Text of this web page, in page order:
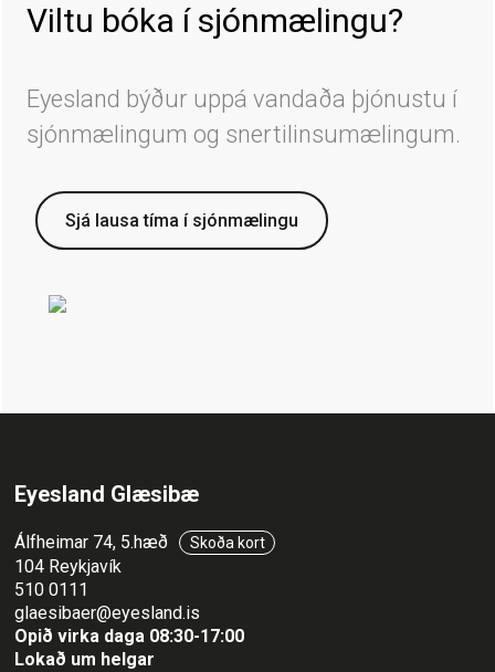
Viltu bóka í sjónmælingu?
Eyesland býður uppá vandaða þjónustu í
sjónmælingum og snertilinsumælingum.
Sjá lausa tíma í sjónmælingu
Eyesland Glæsibæ
Álfheimar 74, 5.hæð Skoða kort
104 Reykjavík
510 0111
glaesibaer@eyesland.is
Opið virka daga 08:30-17:00
Lokað um helgar